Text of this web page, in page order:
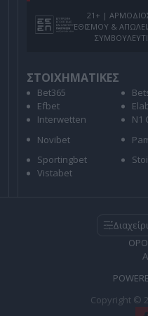
21+ |
ΕΘΙΣΜΟΥ &
ΣΤΟΙΧΗΜΑΤΙΚΕΣ
Bet365
Efbet
Interwetten
N1
Novibet
Sportingbet
Vistabet
Copyright ©